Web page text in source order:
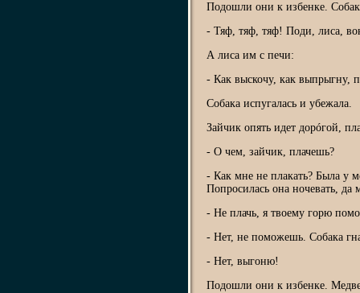
Подошли они к избенке.
- Тяф, тяф, тяф! Поди, лиса,
А лиса им с печи:
- Как выскочу, как выпрыгну,
Собака испугалась и убежала.
Зайчик опять идет дорóгой,
- О чем, зайчик, плачешь?
- Как мне не плакать? Была у
Попросилась она ночевать, да
- Не плачь, я твоему горю
- Нет, не поможешь. Собака
- Нет, выгоню!
Подошли они к избенке.